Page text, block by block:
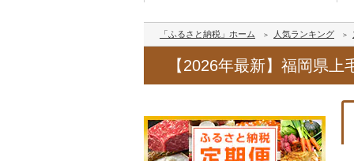
「ふるさと納税」ホーム 人気ランキング
【2026年最新】福岡県